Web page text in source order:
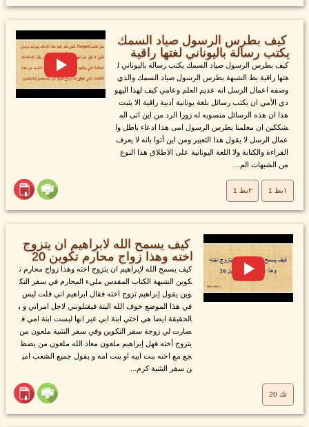
كيف بطرس الرسول صياد السمك
يكتب رسالة باليوناني لغتها راقية
كيف بطرس الرسول صياد السمك يكتب رسالة باليوناني ل
غتها راقية بط الشبهة بطرس الرسول صياد السمك والذي
وصفه اعمال الرسل انه عديم العلم وعامي كيف لهذا اليهو
دي الأمي ان يكتب رسائل بلغة يونانية أدبية راقية الا يثبت
هذا ان هذه الرسائل منسوبه له زورا الرد من اين اتى الم
شككين ان معلمنا بطرس الرسول امى هذا ادعاء باطل وا
عمال الرسل لا يقول هذا التعبير ومن اين أتوا بانه لا يعرف
القراءة والكتابة ولا اللغة اليونانية على الاطلاق هذا النوع
من الشبهات الم...
١بط 1 ٢بط 1
كيف يسمح الله لابراهيم ان يتزوج
اخته وهذا زواج محارم تكوين 20
كيف يسمح الله لإبراهيم ان يتزوج اخته وهذا زواج محارم ت
كوين الشبهة الكتاب المقدس مليء المحارم في سفر التك
وين يقول إبراهيم تزوج اخته فقال ابراهيم اني قلت ليس
في هذا الموضع خوف الله البتة فيقتلونني لاجل امراتي و ب
الحقيقة ايضا هي اختي ابنة ابي غير انها ليست ابنة امي ف
صارت لي زوجة سفر التكوين وفي سفر التثنية ملعون من
يتزوج أخته فهل إبراهيم ملعون معاذ الله ملعون من يضط
جع مع اخته بنت ابيه او بنت امه و يقول جميع الشعب امي
ن سفر التثنية كرم...
تك 20